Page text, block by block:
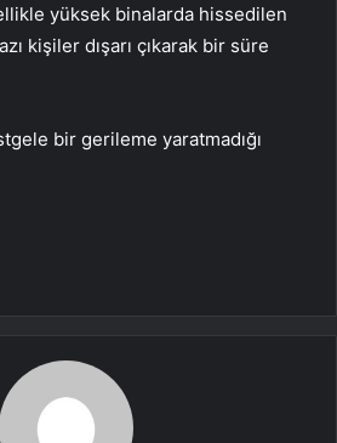
yüksek binalarda hissedilen
kişiler dışarı çıkarak bir süre
bir gerileme yaratmadığı